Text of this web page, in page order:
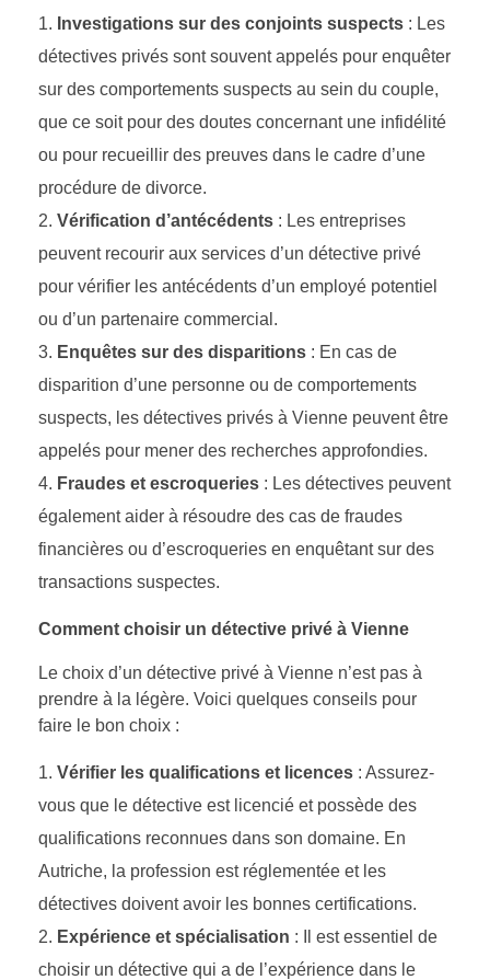
Investigations sur des conjoints suspects : Les
détectives privés sont souvent appelés pour enquêter
sur des comportements suspects au sein du couple,
que ce soit pour des doutes concernant une infidélité
ou pour recueillir des preuves dans le cadre d’une
procédure de divorce.
Vérification d’antécédents : Les entreprises
peuvent recourir aux services d’un détective privé
pour vérifier les antécédents d’un employé potentiel
ou d’un partenaire commercial.
Enquêtes sur des disparitions : En cas de
disparition d’une personne ou de comportements
suspects, les détectives privés à Vienne peuvent être
appelés pour mener des recherches approfondies.
Fraudes et escroqueries : Les détectives peuvent
également aider à résoudre des cas de fraudes
financières ou d’escroqueries en enquêtant sur des
transactions suspectes.
Comment choisir un détective privé à Vienne
Le choix d’un détective privé à Vienne n’est pas à
prendre à la légère. Voici quelques conseils pour
faire le bon choix :
Vérifier les qualifications et licences : Assurez-
vous que le détective est licencié et possède des
qualifications reconnues dans son domaine. En
Autriche, la profession est réglementée et les
détectives doivent avoir les bonnes certifications.
Expérience et spécialisation : Il est essentiel de
choisir un détective qui a de l’expérience dans le